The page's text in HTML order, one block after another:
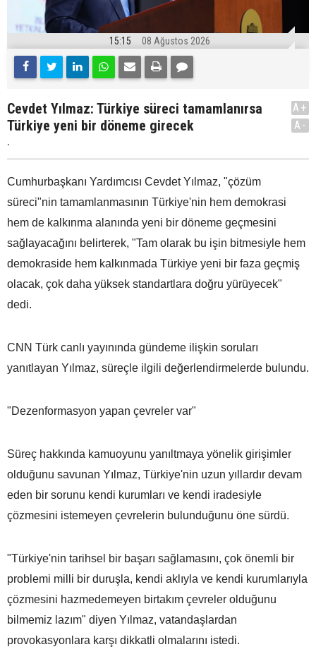
15:15 08 Ağustos 2026
Cevdet Yılmaz: Türkiye süreci tamamlanırsa
Türkiye yeni bir döneme girecek
.
A+
A-
Cumhurbaşkanı Yardımcısı Cevdet Yılmaz, "çözüm
süreci"nin tamamlanmasının Türkiye'nin hem demokrasi
hem de kalkınma alanında yeni bir döneme geçmesini
sağlayacağını belirterek, "Tam olarak bu işin bitmesiyle hem
demokraside hem kalkınmada Türkiye yeni bir faza geçmiş
olacak, çok daha yüksek standartlara doğru yürüyecek"
dedi.
CNN Türk canlı yayınında gündeme ilişkin soruları
yanıtlayan Yılmaz, süreçle ilgili değerlendirmelerde bulundu.
"Dezenformasyon yapan çevreler var"
Süreç hakkında kamuoyunu yanıltmaya yönelik girişimler
olduğunu savunan Yılmaz, Türkiye'nin uzun yıllardır devam
eden bir sorunu kendi kurumları ve kendi iradesiyle
çözmesini istemeyen çevrelerin bulunduğunu öne sürdü.
"Türkiye'nin tarihsel bir başarı sağlamasını, çok önemli bir
problemi milli bir duruşla, kendi aklıyla ve kendi kurumlarıyla
çözmesini hazmedemeyen birtakım çevreler olduğunu
bilmemiz lazım" diyen Yılmaz, vatandaşlardan
provokasyonlara karşı dikkatli olmalarını istedi.